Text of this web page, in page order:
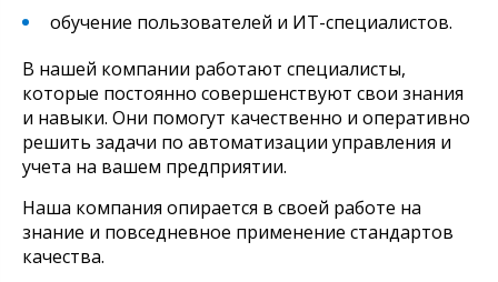
обучение пользователей и ИТ-специалистов.
В нашей компании работают специалисты,
которые постоянно совершенствуют свои знания
и навыки. Они помогут качественно и оперативно
решить задачи по автоматизации управления и
учета на вашем предприятии.
Наша компания опирается в своей работе на
знание и повседневное применение стандартов
качества.